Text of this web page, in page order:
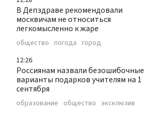
В Депздраве рекомендовали
москвичам не относиться
легкомысленно к жаре
общество погода город
12:26
Россиянам назвали безошибочные
варианты подарков учителям на 1
сентября
образование общество эксклюзив